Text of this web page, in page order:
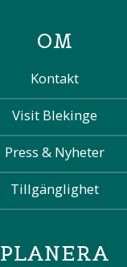
OM
Kontakt
Visit Blekinge
Press & Nyheter
Tillgänglighet
PLANERA